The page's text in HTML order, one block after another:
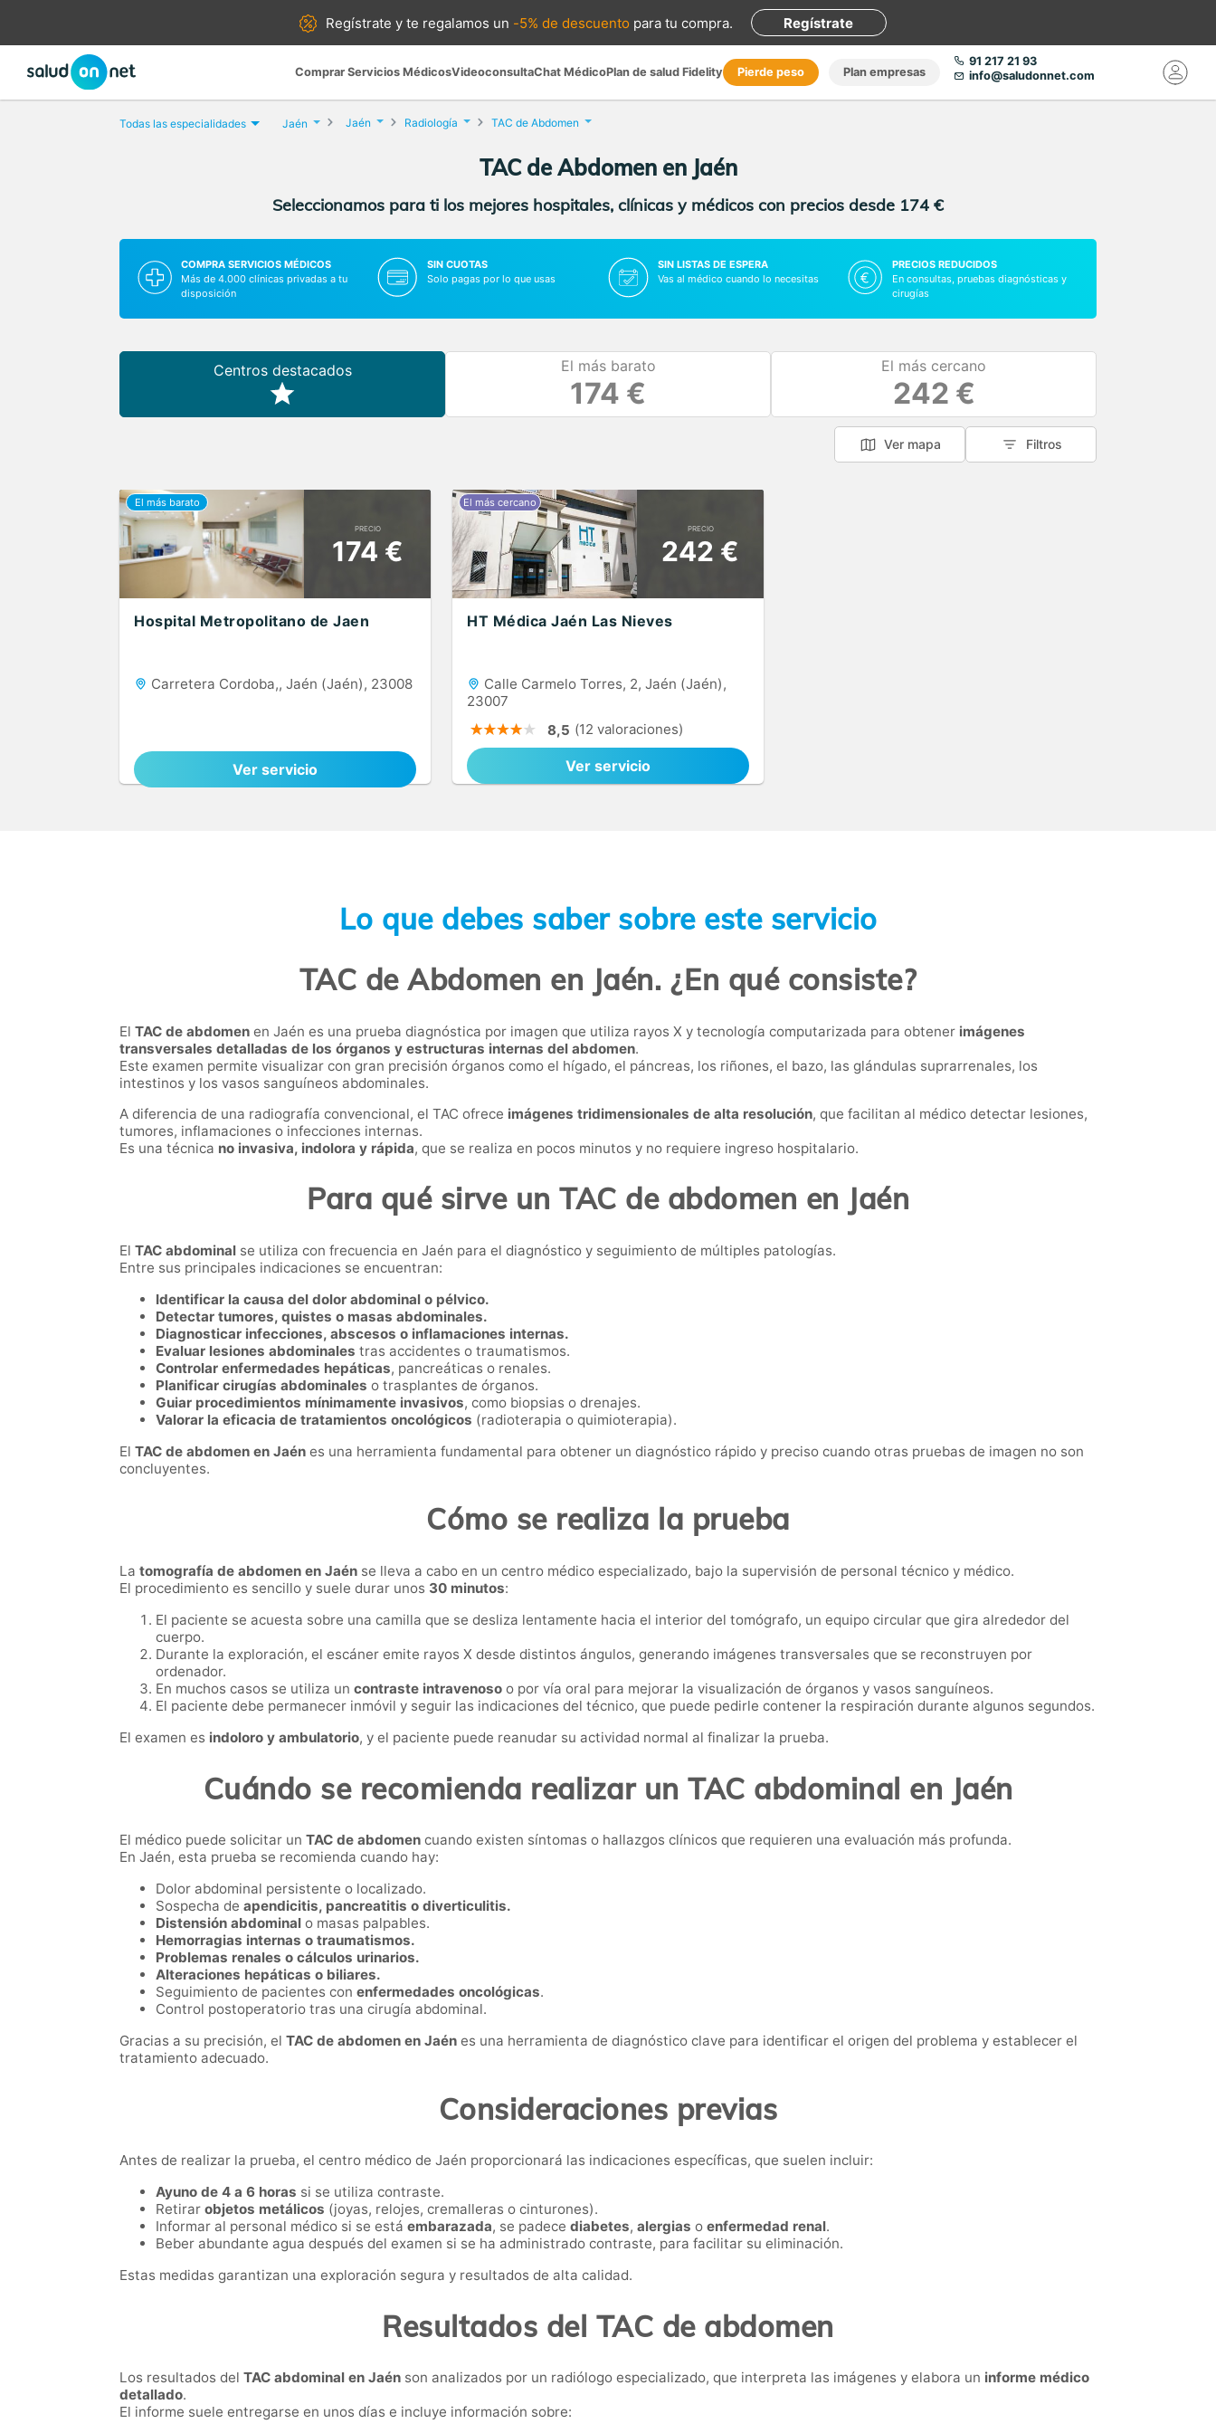
Regístrate yte regalamos un -5% de descuento para tu compra. Regístrate
Comprar Servicios MédicosVideoconsultaChat MédicoPlan de salud Fidelity Pierde peso Plan empresas
91 217 21 93
info@saludonnet.com
Todas las especialidades Jaén Jaén Radiología TAC de Abdomen
TAC de Abdomen en Jaén
Seleccionamos para ti los mejores hospitales, clínicas y médicos con precios desde 174 €
COMPRA SERVICIOS MÉDICOS
Más de 4.000 clínicas privadas a tu
disposición
SIN CUOTAS
Solo pagas por lo que usas
SIN LISTAS DE ESPERA
Vas al médico cuando lo necesitas
PRECIOS REDUCIDOS
En consultas, pruebas diagnósticas y
cirugías
Centros destacados El más barato
174 €
El más cercano
242 €
Ver mapa Filtros
PRECIO
174 €
Hospital Metropolitano de Jaen
Carretera Cordoba,, Jaén (Jaén), 23008
Ver servicio
PRECIO
242 €
HT Médica Jaén Las Nieves
Calle Carmelo Torres, 2, Jaén (Jaén),
23007
8,5 (12 valoraciones)
Ver servicio
Lo que debes saber sobre este servicio
TAC de Abdomen en Jaén. ¿En qué consiste?
El TAC de abdomen en Jaén es una prueba diagnóstica por imagen que utiliza rayos X y tecnología computarizada para obtener imágenes
transversales detalladas de los órganos y estructuras internas del abdomen.
Este examen permite visualizar con gran precisión órganos como el hígado, el páncreas, los riñones, el bazo, las glándulas suprarrenales, los
intestinos y los vasos sanguíneos abdominales.
A diferencia de una radiografía convencional, el TAC ofrece imágenes tridimensionales de alta resolución, que facilitan al médico detectar lesiones,
tumores, inflamaciones o infecciones internas.
Es una técnica no invasiva, indolora y rápida, que se realiza en pocos minutos y no requiere ingreso hospitalario.
Para qué sirve un TAC de abdomen en Jaén
El TAC abdominal se utiliza con frecuencia en Jaén para el diagnóstico y seguimiento de múltiples patologías.
Entre sus principales indicaciones se encuentran:
Identificar la causa del dolor abdominal o pélvico.
Detectar tumores, quistes o masas abdominales.
Diagnosticar infecciones, abscesos o inflamaciones internas.
Evaluar lesiones abdominales tras accidentes o traumatismos.
Controlar enfermedades hepáticas, pancreáticas o renales.
Planificar cirugías abdominales o trasplantes de órganos.
Guiar procedimientos mínimamente invasivos, como biopsias o drenajes.
Valorar la eficacia de tratamientos oncológicos (radioterapia o quimioterapia).
El TAC de abdomen en Jaén es una herramienta fundamental para obtener un diagnóstico rápido y preciso cuando otras pruebas de imagen no son
concluyentes.
Cómo se realiza la prueba
La tomografía de abdomen en Jaén se lleva a cabo en un centro médico especializado, bajo la supervisión de personal técnico y médico.
El procedimiento es sencillo y suele durar unos 30 minutos:
El paciente se acuesta sobre una camilla que se desliza lentamente hacia el interior del tomógrafo, un equipo circular que gira alrededor del
cuerpo.
Durante la exploración, el escáner emite rayos X desde distintos ángulos, generando imágenes transversales que se reconstruyen por
ordenador.
En muchos casos se utiliza un contraste intravenoso o por vía oral para mejorar la visualización de órganos y vasos sanguíneos.
El paciente debe permanecer inmóvil y seguir las indicaciones del técnico, que puede pedirle contener la respiración durante algunos segundos.
El examen es indoloro y ambulatorio, y el paciente puede reanudar su actividad normal al finalizar la prueba.
Cuándo se recomienda realizar un TAC abdominal en Jaén
El médico puede solicitar un TAC de abdomen cuando existen síntomas o hallazgos clínicos que requieren una evaluación más profunda.
En Jaén, esta prueba se recomienda cuando hay:
Dolor abdominal persistente o localizado.
Sospecha de apendicitis, pancreatitis o diverticulitis.
Distensión abdominal o masas palpables.
Hemorragias internas o traumatismos.
Problemas renales o cálculos urinarios.
Alteraciones hepáticas o biliares.
Seguimiento de pacientes con enfermedades oncológicas.
Control postoperatorio tras una cirugía abdominal.
Gracias a su precisión, el TAC de abdomen en Jaén es una herramienta de diagnóstico clave para identificar el origen del problema y establecer el
tratamiento adecuado.
Consideraciones previas
Antes de realizar la prueba, el centro médico de Jaén proporcionará las indicaciones específicas, que suelen incluir:
Ayuno de 4 a 6 horas si se utiliza contraste.
Retirar objetos metálicos (joyas, relojes, cremalleras o cinturones).
Informar al personal médico si se está embarazada, se padece diabetes, alergias o enfermedad renal.
Beber abundante agua después del examen si se ha administrado contraste, para facilitar su eliminación.
Estas medidas garantizan una exploración segura y resultados de alta calidad.
Resultados del TAC de abdomen
Los resultados del TAC abdominal en Jaén son analizados por un radiólogo especializado, que interpreta las imágenes y elabora un informe médico
detallado.
El informe suele entregarse en unos días e incluye información sobre: